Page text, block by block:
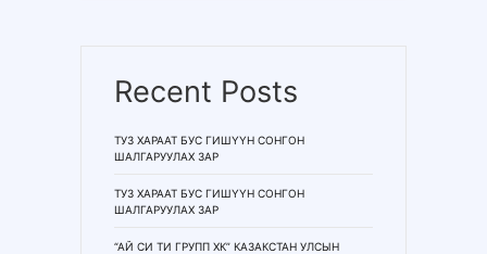
Recent Posts
ТУЗ ХАРААТ БУС ГИШҮҮН СОНГОН
ШАЛГАРУУЛАХ ЗАР
ТУЗ ХАРААТ БУС ГИШҮҮН СОНГОН
ШАЛГАРУУЛАХ ЗАР
“АЙ СИ ТИ ГРУПП ХК” КАЗАКСТАН УЛСЫН